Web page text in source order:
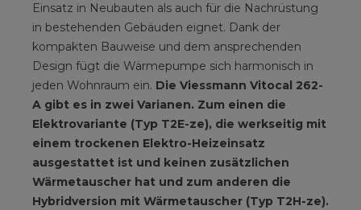
Einsatz in Neubauten als auch für die Nachrüstung
in bestehenden Gebäuden eignet. Dank der
kompakten Bauweise und dem ansprechenden
Design fügt die Wärmepumpe sich harmonisch in
jeden Wohnraum ein. Die Viessmann Vitocal 262-
A gibt es in zwei Varianen. Zum einen die
Elektrovariante (Typ T2E-ze), die werkseitig mit
einem trockenen Elektro-Heizeinsatz
ausgestattet ist und keinen zusätzlichen
Wärmetauscher hat und zum anderen die
Hybridversion mit Wärmetauscher (Typ T2H-ze).